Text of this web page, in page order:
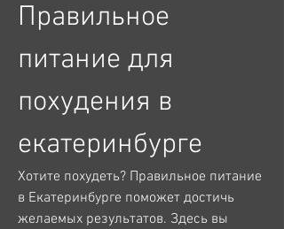
Правильное
питание для
похудения в
екатеринбурге
Хотите похудеть? Правильное питание
в Екатеринбурге поможет достичь
желаемых результатов. Здесь вы